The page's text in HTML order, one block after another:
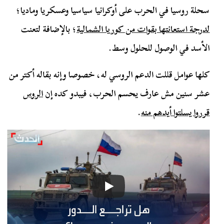
سحلة روسيا في الحرب على أوكرانيا سياسيا وعسكريا وماديا؛
لدرجة استعانتها بقوات من كوريا الشمالية؛ بالإضافة لتعنت
الأسد في الوصول للحلول وسط.
كلها عوامل قللت الدعم الروسي له، خصوصا وإنه بقاله أكتر من
عشر سنين مش عارف يحسم الحرب، فيبدو كده إنالروس
قرروا يسلتوا أيدهم منه.